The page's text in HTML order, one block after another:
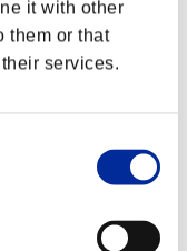
it with other
them or that
services.